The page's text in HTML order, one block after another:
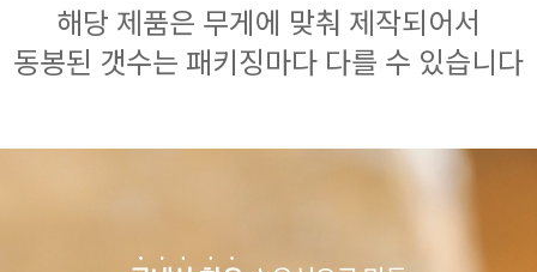
해당 제품은 무게에 맞춰 제작되어서
동봉된 갯수는 패키징마다 다를 수 있습니다